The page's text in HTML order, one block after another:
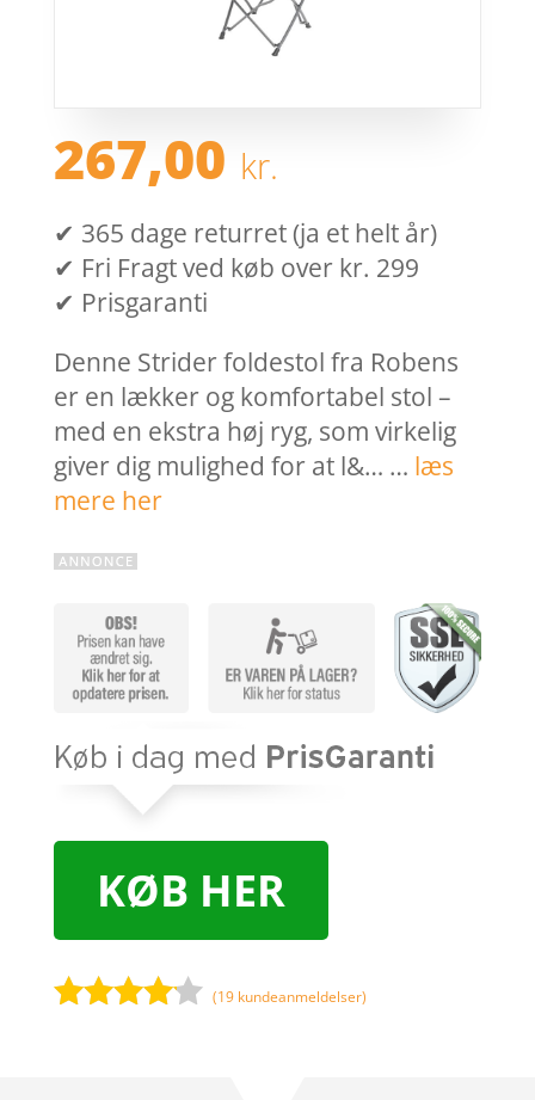
267,00 kr.
✔ 365 dage returret (ja et helt år)
✔ Fri Fragt ved køb over kr. 299
✔ Prisgaranti
Denne Strider foldestol fra Robens
er en lækker og komfortabel stol –
med en ekstra høj ryg, som virkelig
giver dig mulighed for at l&… … læs
mere her
KØB HER
(19 kundeanmeldelser)